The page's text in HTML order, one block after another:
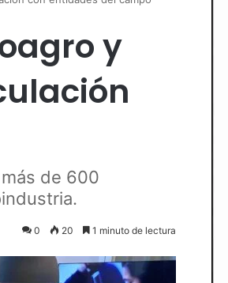
y
de 600
0 20 1 minuto de lectura